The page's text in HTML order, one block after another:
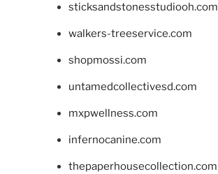
sticksandstonesstudiooh.com
walkers-treeservice.com
shopmossi.com
untamedcollectivesd.com
mxpwellness.com
infernocanine.com
thepaperhousecollection.com